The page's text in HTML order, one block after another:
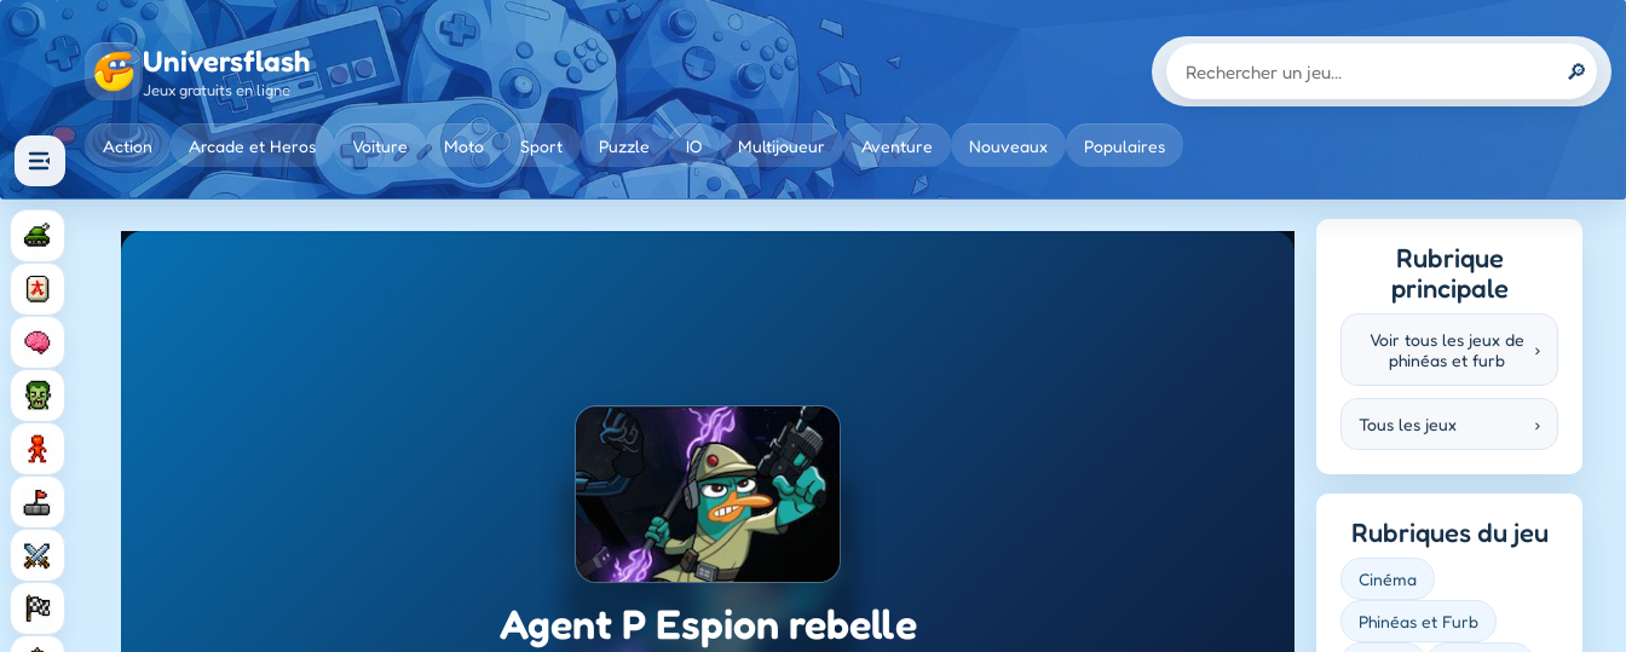
Universflash
Jeux gratuits en ligne
🔎
Action Arcade et Heros Voiture Moto Sport Puzzle IO Multijoueur Aventure Nouveaux Populaires
Agent P Espion rebelle
Rubrique
principale
Voir tous les jeux de
phinéas et furb
›
Tous les jeux ›
Rubriques du jeu
Cinéma
Phinéas et Furb